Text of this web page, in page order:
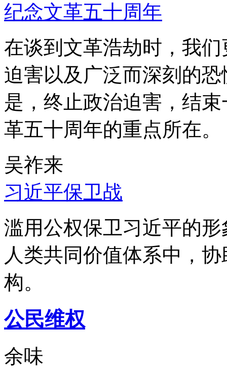
纪念文革五十周年
在谈到文革浩劫时，我
迫害以及广泛而深刻的
是，终止政治迫害，结
革五十周年的重点所在。
吴祚来
习近平保卫战
滥用公权保卫习近平的
人类共同价值体系中，
构。
公民维权
余味